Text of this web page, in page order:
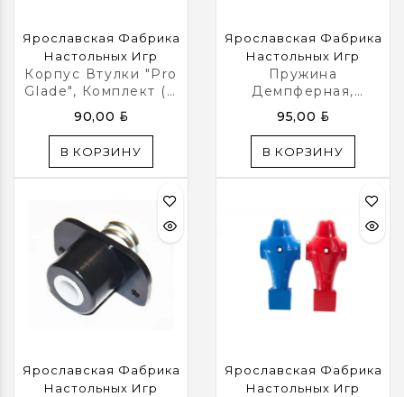
Ярославская Фабрика
Настольных Игр
Корпус Втулки "Pro
Glade", Комплект (8
Шт)
90,00 BYN
В КОРЗИНУ
Ярославская Фабрика
Настольных Игр
Пружина
Демпферная,
Комплект (8 Шт)
95,00 BYN
В КОРЗИНУ
Ярославская Фабрика
Настольных Игр
Ярославская Фабрика
Настольных Игр